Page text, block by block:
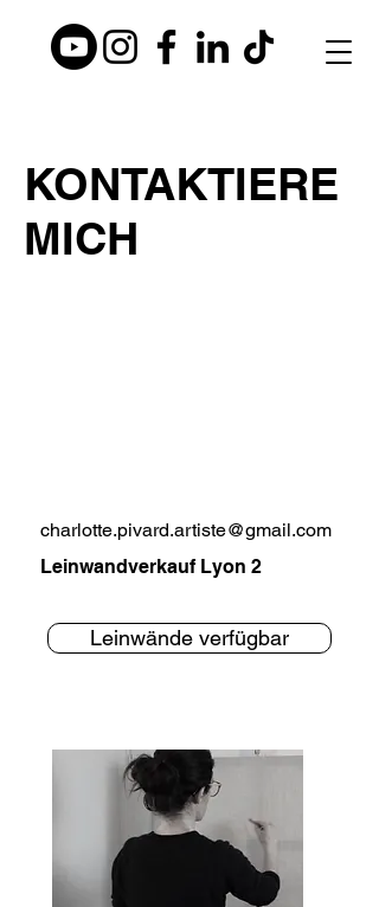
charlotte.pivard.artiste@gmail.com
Leinwandverkauf Lyon 2
KONTAKTIERE
MICH
Leinwände verfügbar